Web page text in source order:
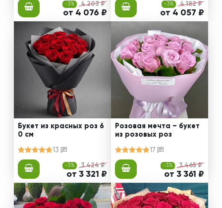
-3% 4 203 ₽
от 4 076 ₽
-3% 4 182 ₽
от 4 057 ₽
Букет из красных роз 6
0 см
13
-3% 3 424 ₽
от 3 321 ₽
Розовая мечта – букет
из розовых роз
17
-3% 3 465 ₽
от 3 361 ₽